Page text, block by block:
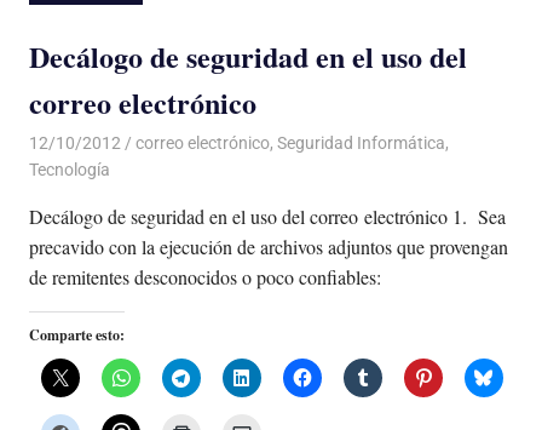
Decálogo de seguridad en el uso del
correo electrónico
12/10/2012 Luis Castellanos
correo electrónico, Seguridad Informática,
Tecnología
Decálogo de seguridad en el uso del correo electrónico 1. Sea
precavido con la ejecución de archivos adjuntos que provengan
de remitentes desconocidos o poco confiables:
Comparte esto: